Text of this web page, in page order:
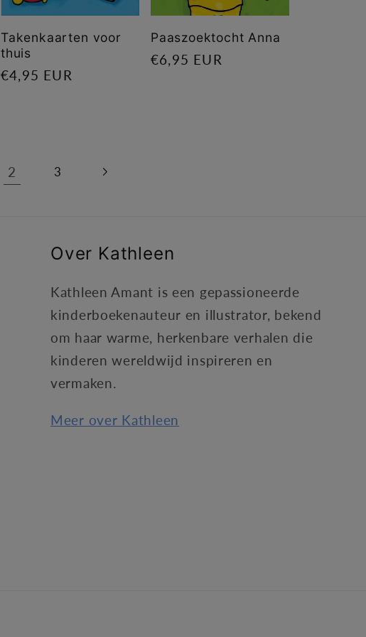
Takenkaarten voor
thuis
Normale
€4,95 EUR
Paaszoektocht Anna
Normale
€6,95 EUR
2 3
Over Kathleen
Kathleen Amant is een gepassioneerde
kinderboekenauteur en illustrator, bekend
om haar warme, herkenbare verhalen die
kinderen wereldwijd inspireren en
vermaken.
Meer over Kathleen